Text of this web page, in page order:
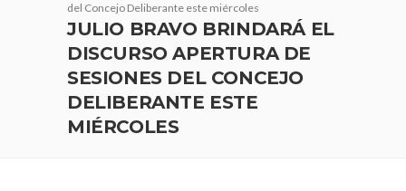
del Concejo Deliberante este miércoles
JULIO BRAVO BRINDARÁ EL
DISCURSO APERTURA DE
SESIONES DEL CONCEJO
DELIBERANTE ESTE
MIÉRCOLES